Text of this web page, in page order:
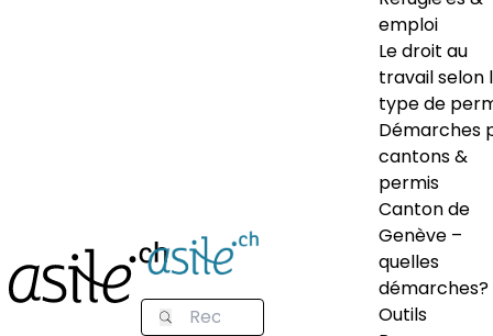
emploi
Le droit au
travail selon
type de
Démarches
cantons &
permis
Canton de
Genève –
quelles
démarches?
Outils